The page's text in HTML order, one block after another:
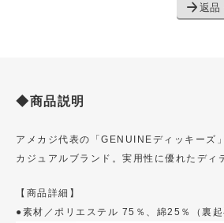
返品
◆商品説明
アメカジ代表の「GENUINEディッキーズ
カジュアルブランド。実用性に優れたディ
【商品詳細】
●素材／ポリエステル 75％、綿25％（裏起